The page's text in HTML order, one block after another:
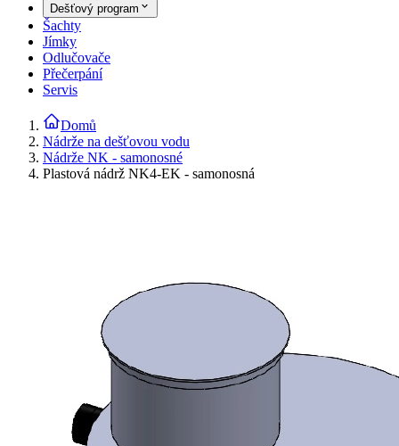
Dešťový program
Šachty
Jímky
Odlučovače
Přečerpání
Servis
Domů
Nádrže na dešťovou vodu
Nádrže NK - samonosné
Plastová nádrž NK4-EK - samonosná